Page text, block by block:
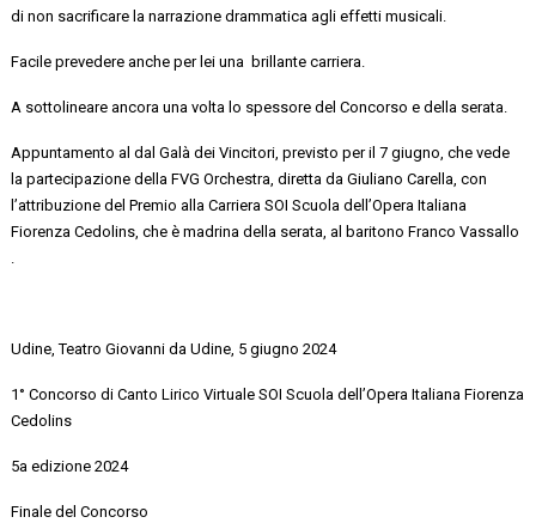
di non sacrificare la narrazione drammatica agli effetti musicali.
Facile prevedere anche per leiuna brillante carriera.
A sottolineare ancora una volta lo spessore del Concorso e della serata.
Appuntamento aldal Galà dei Vincitori, previsto per il 7 giugno, che vede
la partecipazione della FVG Orchestra, diretta da Giuliano Carella, con
l’attribuzione del Premio alla Carriera SOI Scuola dell’Opera Italiana
Fiorenza Cedolins, che è madrina della serata, al baritonoFrancoVassallo
Udine, Teatro Giovanni da Udine, 5 giugno 2024
1° Concorso di Canto Lirico Virtuale SOI Scuola dell’Opera Italiana Fiorenza
Cedolins
5a edizione 2024
Finale del Concorso